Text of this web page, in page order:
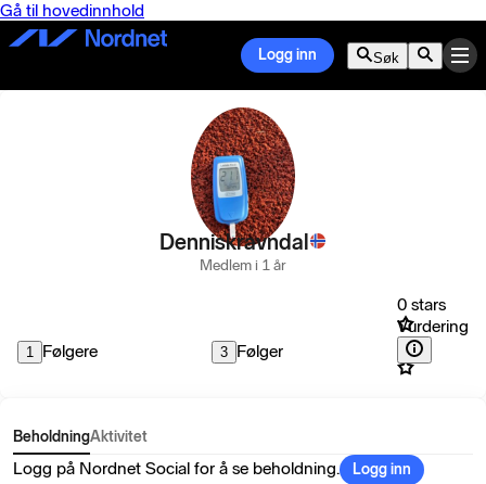
Gå til hovedinnhold
Logg inn Søk
Denniskravndal
Medlem i 1 år
1 Følgere 3 Følger
0 stars
Vurdering
BeholdningAktivitet
Logg på Nordnet Social for å se beholdning. Logg inn